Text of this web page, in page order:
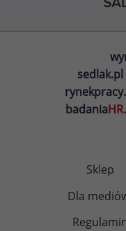
sedlak.pl
badaniaHR
Sklep
Dla